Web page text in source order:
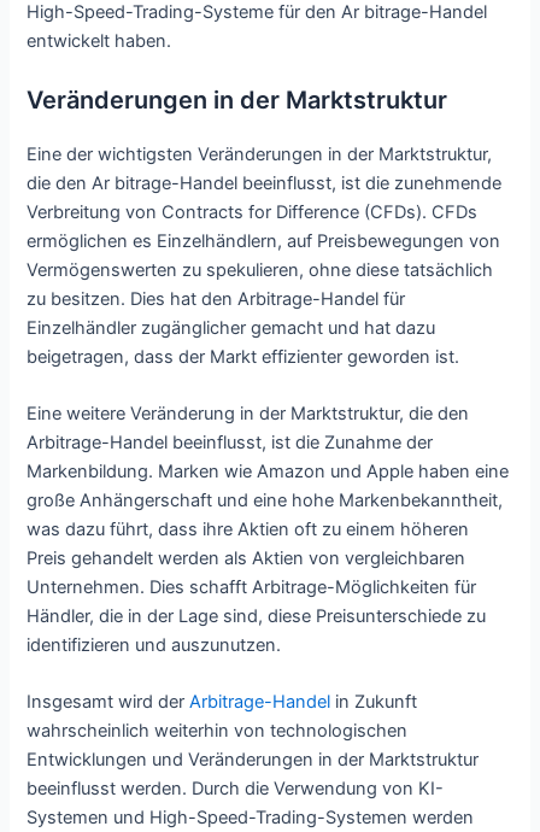
High-Speed-Trading-Systeme für den Ar bitrage-Handel
entwickelt haben.
Veränderungen in der Marktstruktur
Eine der wichtigsten Veränderungen in der Marktstruktur,
die den Ar bitrage-Handel beeinflusst, ist die zunehmende
Verbreitung von Contracts for Difference (CFDs). CFDs
ermöglichen es Einzelhändlern, auf Preisbewegungen von
Vermögenswerten zu spekulieren, ohne diese tatsächlich
zu besitzen. Dies hat den Arbitrage-Handel für
Einzelhändler zugänglicher gemacht und hat dazu
beigetragen, dass der Markt effizienter geworden ist.
Eine weitere Veränderung in der Marktstruktur, die den
Arbitrage-Handel beeinflusst, ist die Zunahme der
Markenbildung. Marken wie Amazon und Apple haben eine
große Anhängerschaft und eine hohe Markenbekanntheit,
was dazu führt, dass ihre Aktien oft zu einem höheren
Preis gehandelt werden als Aktien von vergleichbaren
Unternehmen. Dies schafft Arbitrage-Möglichkeiten für
Händler, die in der Lage sind, diese Preisunterschiede zu
identifizieren und auszunutzen.
Insgesamt wird derArbitrage-Handel in Zukunft
wahrscheinlich weiterhin von technologischen
Entwicklungen und Veränderungen in der Marktstruktur
beeinflusst werden. Durch die Verwendung von KI-
Systemen und High-Speed-Trading-Systemen werden